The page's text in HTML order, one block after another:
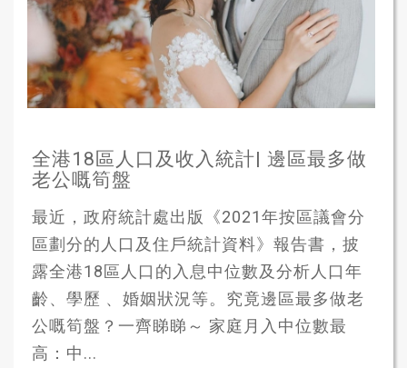
全港18區人口及收入統計| 邊區最多做
老公嘅筍盤
最近，政府統計處出版《2021年按區議會分
區劃分的人口及住戶統計資料》報告書，披
露全港18區人口的入息中位數及分析人口年
齡、學歷 、婚姻狀況等。究竟邊區最多做老
公嘅筍盤？一齊睇睇～ 家庭月入中位數最
高：中...